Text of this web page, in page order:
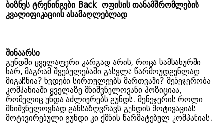
ბიზნეს ტრენინგები Back ოფისის თანამშრომლების
კვალიფიკაციის ასამაღლებლად
შინაარსი
გუნდში ყველაფერი კარგად არის, როცა სამსახურში
ხარ, მაგრამ შვებულებაში გასვლა წარმოუდგენლად
მიგაჩნია? ხვდები სირთულეებს მართვაში? მენეჯერობა
კომპანიაში ყველაზე მნიშვნელოვანი პოზიციაა,
რომელიც უნდა აძლიერებს გუნდს. მენეჯერის როლი
მნიშვნელოვნად განსაზღვრავს გუნდის მოტივაციას.
მოტივირებული გუნდი კი ქმნის წარმატებულ კომპანიას.